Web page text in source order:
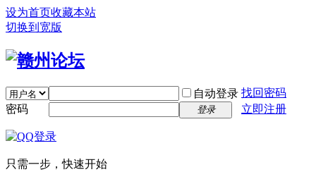
设为首页收藏本站
切换到宽版
自动登录 找回密码
密码
登录 立即注册
只需一步，快速开始